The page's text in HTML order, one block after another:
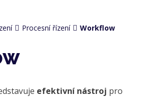
Procesní řízení Workflow
efektivní nástroj pro